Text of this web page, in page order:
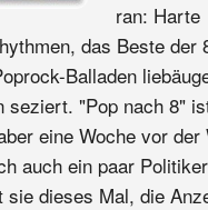
ran: Harte
das Beste der
Balladen
seziert. "Pop nach 8"
eine Woche vor der
auch ein paar
sie dieses Mal, die